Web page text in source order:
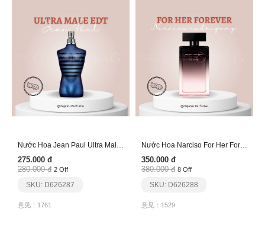
Nước Hoa Jean Paul Ultra Male Edt
275.000 đ
280.000 đ 2 Off
SKU: D626287
意见：1761
Nước Hoa Narciso For Her Forever
350.000 đ
380.000 đ 8 Off
SKU: D626288
意见：1529